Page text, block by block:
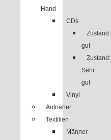
Hand
CDs
Zustand:
gut
Zustand:
Sehr
gut
Vinyl
Aufnäher
Textilien
Männer